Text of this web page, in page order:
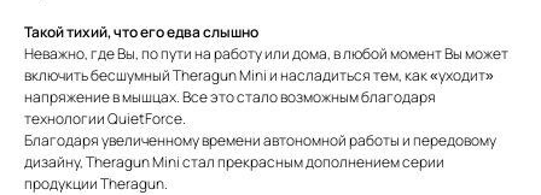
Такой тихий, что его едва слышно
Неважно, где Вы, по пути на работу или дома, в любой момент Вы может
включить бесшумный Theragun Mini и насладиться тем, как «уходит»
напряжение в мышцах. Все это стало возможным благодаря
технологии QuietForce.
Благодаря увеличенному времени автономной работы и передовому
дизайну, Theragun Mini стал прекрасным дополнением серии
продукции Theragun.